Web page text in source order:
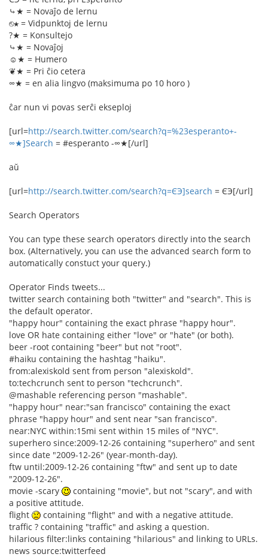
⤷★ = Novaĵo de lernu
⎋★ = Vidpunktoj de lernu
?★ = Konsultejo
⤷★ = Novaĵoj
☺★ = Humero
❦★ = Pri ĉio cetera
∞★ = en alia lingvo (maksimuma po 10 horo )
ĉar nun vi povas serĉi ekseploj
[url=http://search.twitter.com/search?q=%23esperanto+-
∞★]Search = #esperanto -∞★[/url]
aŭ
[url=http://search.twitter.com/search?q=ЄЭ]search = ЄЭ[/url]
Search Operators
You can type these search operators directly into the search
box. (Alternatively, you can use the advanced search form to
automatically constuct your query.)
Operator Finds tweets...
twitter search containing both "twitter" and "search". This is
the default operator.
"happy hour" containing the exact phrase "happy hour".
love OR hate containing either "love" or "hate" (or both).
beer -root containing "beer" but not "root".
#haiku containing the hashtag "haiku".
from:alexiskold sent from person "alexiskold".
to:techcrunch sent to person "techcrunch".
@mashable referencing person "mashable".
"happy hour" near:"san francisco" containing the exact
phrase "happy hour" and sent near "san francisco".
near:NYC within:15mi sent within 15 miles of "NYC".
superhero since:2009-12-26 containing "superhero" and sent
since date "2009-12-26" (year-month-day).
ftw until:2009-12-26 containing "ftw" and sent up to date
"2009-12-26".
movie -scary
containing "movie", but not "scary", and with
a positive attitude.
flight
containing "flight" and with a negative attitude.
traffic ? containing "traffic" and asking a question.
hilarious filter:links containing "hilarious" and linking to URLs.
news source:twitterfeed